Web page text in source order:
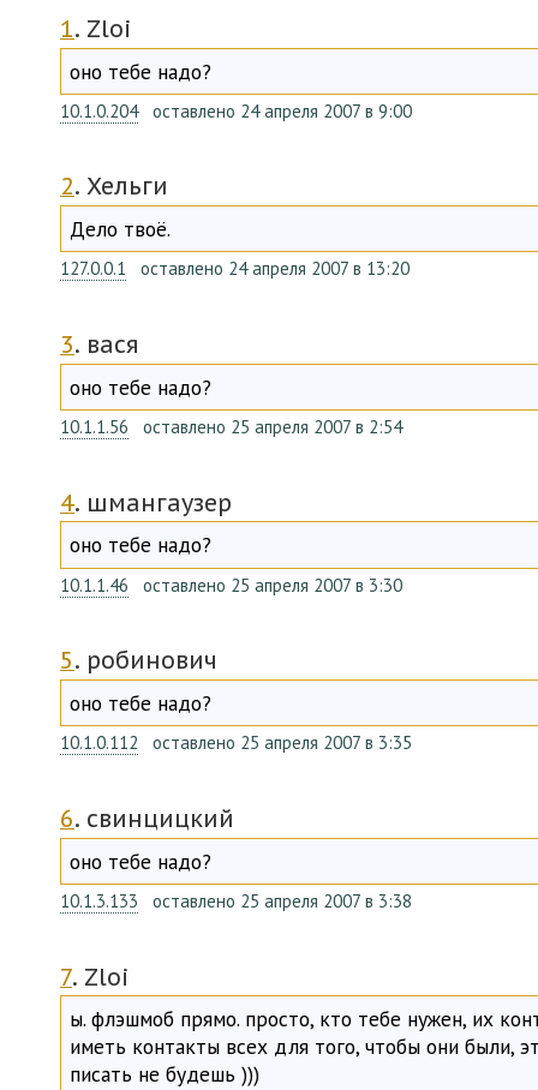
1. Zloi
оно тебе надо?
10.1.0.204оставлено 24 апреля 2007 в 9:00
2. Хельги
Дело твоё.
127.0.0.1 оставлено 24 апреля 2007 в 13:20
3. вася
оно тебе надо?
10.1.1.56 оставлено 25 апреля 2007 в 2:54
4. шмангаузер
оно тебе надо?
10.1.1.46 оставлено 25 апреля 2007 в 3:30
5. робинович
оно тебе надо?
10.1.0.112 оставлено 25 апреля 2007 в 3:35
6. свинцицкий
оно тебе надо?
10.1.3.133 оставлено 25 апреля 2007 в 3:38
7. Zloi
ы. флэшмоб прямо. просто, кто тебе нужен, их
иметь контакты всех для того, чтобы они были,
писать не будешь )))